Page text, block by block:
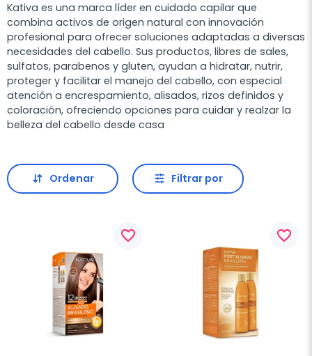
Kativa es una marca líder en cuidado capilar que
combina activos de origen natural con innovación
profesional para ofrecer soluciones adaptadas a diversas
necesidades del cabello. Sus productos, libres de sales,
sulfatos, parabenos y gluten, ayudan a hidratar, nutrir,
proteger y facilitar el manejo del cabello, con especial
atención a encrespamiento, alisados, rizos definidos y
coloración, ofreciendo opciones para cuidar y realzar la
belleza del cabello desde casa
Ordenar Filtrar por
favorite_border favorite_border